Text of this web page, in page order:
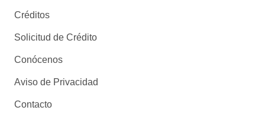
Créditos
Solicitud de Crédito
Conócenos
Aviso de Privacidad
Contacto